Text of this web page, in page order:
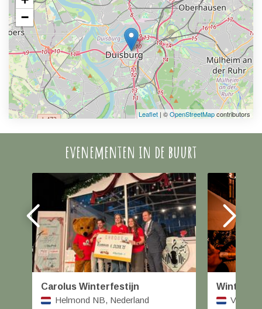
−
Leaflet | ©OpenStreetMapcontributors
evenementen in de buurt
Carolus Winterfestijn
Helmond NB, Nederland
Veghel,